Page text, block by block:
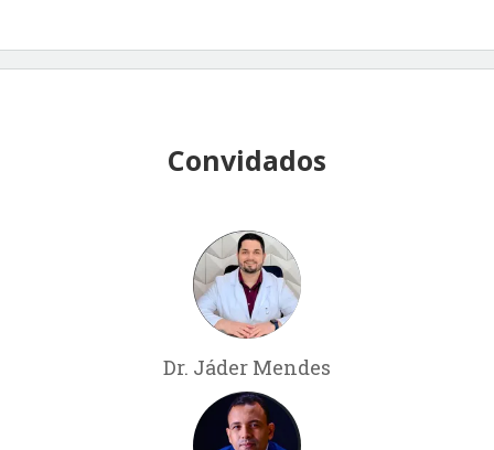
Convidados
Dr. Jáder Mendes